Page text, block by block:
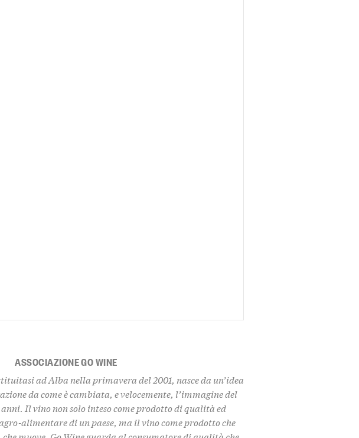
ASSOCIAZIONE GO WINE
ad Alba nella primavera del 2001, nasce da un’idea
da come è cambiata, e velocemente, l’immagine del
Il vino non solo inteso come prodotto di qualità ed
alimentare di un paese, ma il vino come prodotto che